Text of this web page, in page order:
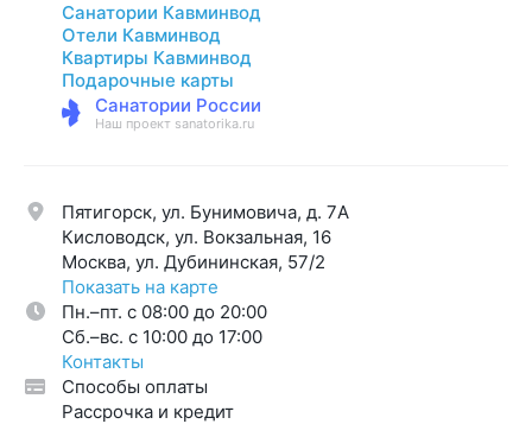
Санатории Кавминвод
Отели Кавминвод
Квартиры Кавминвод
Подарочные карты
Санатории России
Наш проект sanatorika.ru
Пятигорск, ул. Бунимовича, д. 7A
Кисловодск, ул. Вокзальная, 16
Москва, ул. Дубининская, 57/2
Показать на карте
Пн.–пт. с 08:00 до 20:00
Cб.–вс. с 10:00 до 17:00
Контакты
Способы оплаты
Рассрочка и кредит